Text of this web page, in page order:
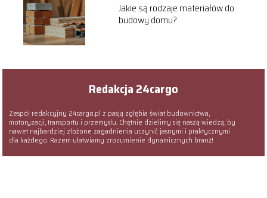
Jakie są rodzaje materiałów do
budowy domu?
Redakcja 24cargo
Zespół redakcyjny 24cargo.pl z pasją zgłębia świat budownictwa,
motoryzacji, transportu i przemysłu. Chętnie dzielimy się naszą wiedzą, by
nawet najbardziej złożone zagadnienia uczynić jasnymi i praktycznymi
dla każdego. Razem ułatwiamy zrozumienie dynamicznych branż!